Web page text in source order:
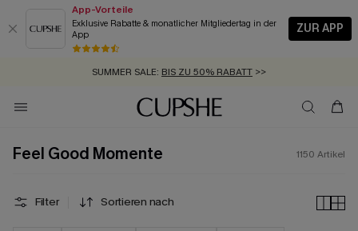
App-Vorteile
Exklusive Rabatte & monatlicher Mitgliedertag in der
App
ZUR APP
GRATIS MASSBAND MIT JEDEM SCHNELLVERSAND-ARTIKEL >>
SUMMER SALE:
ZUM NEWSLETTER:BIS ZU -20% EXTRA ERHALTEN
KOSTENLOSER VERSAND AB 89 €
Feel Good Momente 1150 Artikel
Filter Sortieren nach